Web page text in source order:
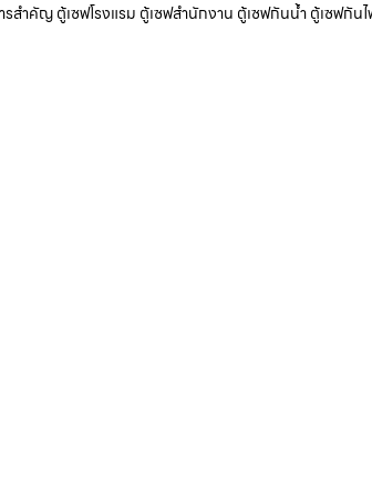
สำคัญ ตู้เซฟโรงแรม ตู้เซฟสำนักงาน ตู้เซฟกันน้ำ ตู้เซฟกัน